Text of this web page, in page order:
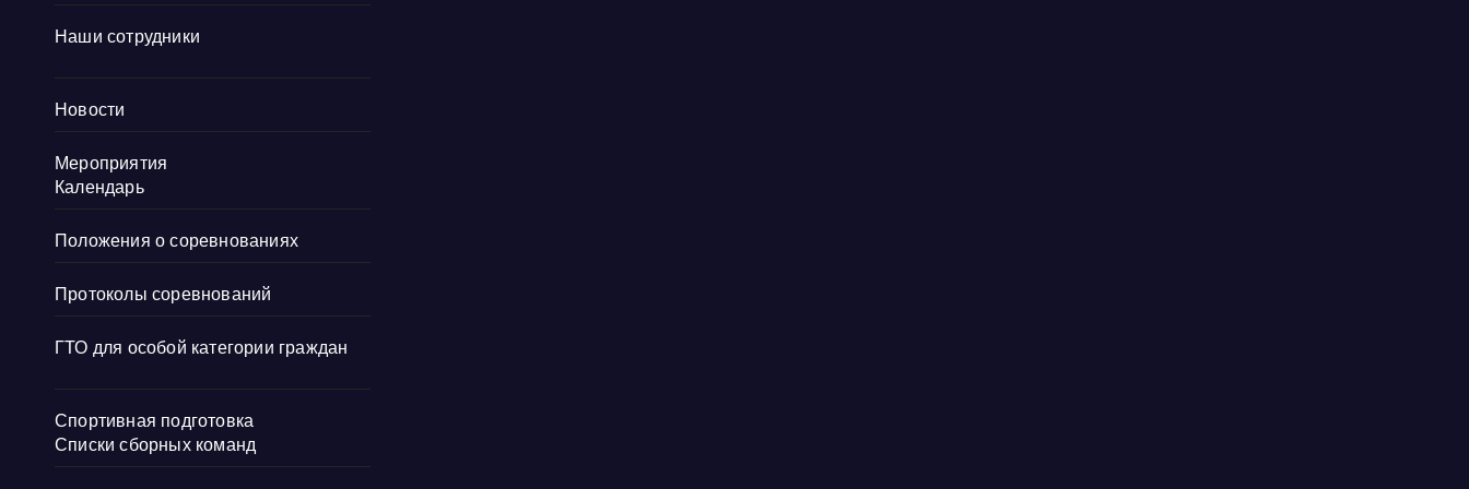
Наши сотрудники
Новости
Мероприятия
Календарь
Положения о соревнованиях
Протоколы соревнований
ГТО для особой категории граждан
Спортивная подготовка
Списки сборных команд